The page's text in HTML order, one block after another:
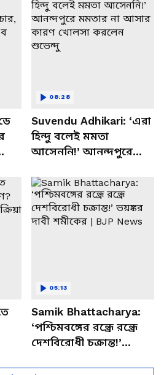
Suvendu Adhikari: ‘এরা
হিন্দু বলেই মমতা
আসেননি!’ আনন্দপুরে
খোলসা করলেন শুভেন্দু
08:28
Samik Bhattacharya:
‘পশ্চিমবঙ্গের রন্ধ্রে রন্ধ্রে
দেশবিরোধী চক্রান্ত!’
05:13